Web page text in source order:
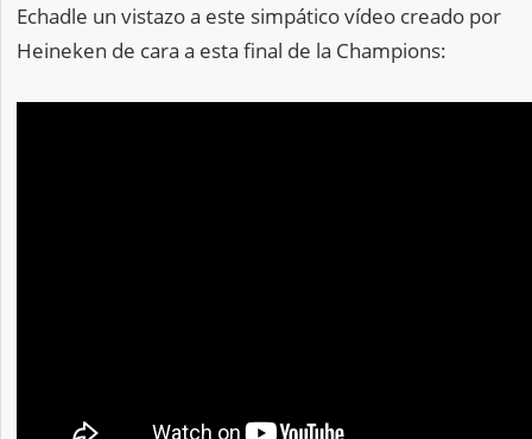
Echadle un vistazo a este simpático vídeo creado por
Heineken de cara a esta final de la Champions: